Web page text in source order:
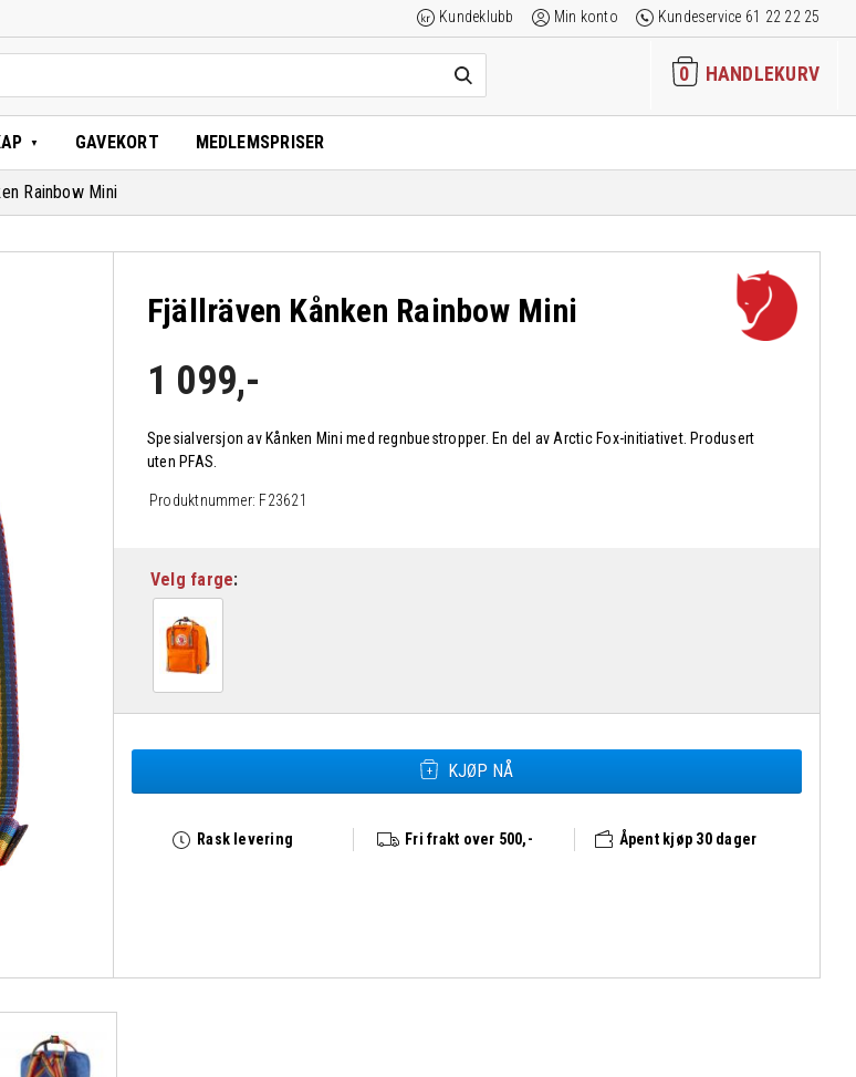
Kundeklubb Min konto Kundeservice 61 22 22 25
0 HANDLEKURV
GAVEKORT MEDLEMSPRISER
Rainbow Mini
Fjällräven Kånken Rainbow Mini
1 099,-
Spesialversjon av Kånken Mini med regnbuestropper. En del av Arctic Fox-initiativet. Produsert
uten PFAS.
Produktnummer: F23621
Velg farge
KJØP NÅ
Rask levering Fri frakt over 500,- Åpent kjøp 30 dager